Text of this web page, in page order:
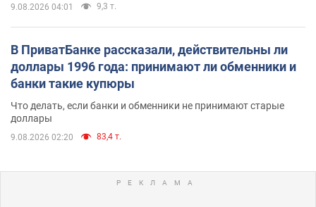
9.08.2026 04:01 9,3 т.
В ПриватБанке рассказали, действительны ли
доллары 1996 года: принимают ли обменники и
банки такие купюры
Что делать, если банки и обменники не принимают старые
доллары
9.08.2026 02:20 83,4 т.